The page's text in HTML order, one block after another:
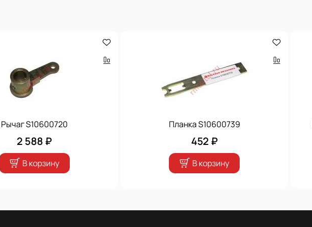
Рычаг S10600720
2 588 ₽
В корзину
Планка S10600739
452 ₽
В корзину